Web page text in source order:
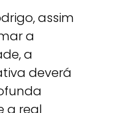
assim
a
a
deverá
a real